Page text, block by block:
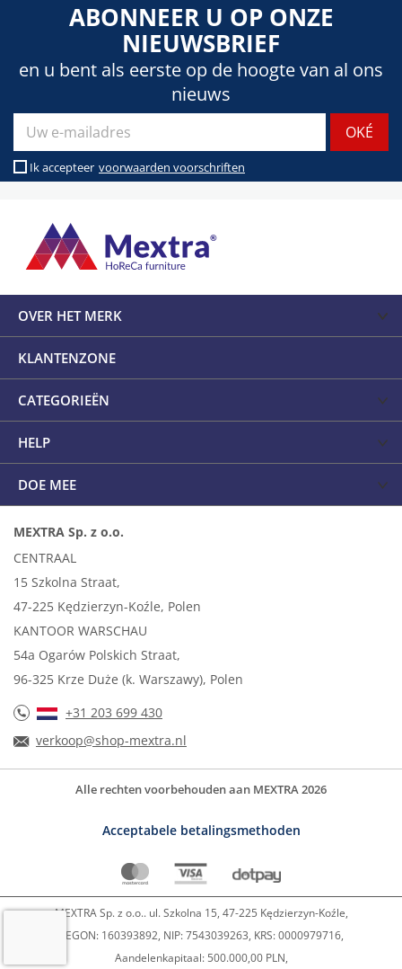
ABONNEER U OP ONZE
NIEUWSBRIEF
en u bent als eerste op de hoogte van al ons
nieuws
Ik accepteer voorwaarden voorschriften
OVER HET MERK
KLANTENZONE
CATEGORIEËN
HELP
DOE MEE
MEXTRA Sp. z o.o.
CENTRAAL
15 Szkolna Straat,
47-225 Kędzierzyn-Koźle, Polen
KANTOOR WARSCHAU
54a Ogarów Polskich Straat,
96-325 Krze Duże (k. Warszawy), Polen
+31 203 699 430
verkoop@shop-mextra.nl
Alle rechten voorbehouden aan MEXTRA 2026
Acceptabele betalingsmethoden
MEXTRA Sp. z o.o.. ul. Szkolna 15, 47-225 Kędzierzyn-Koźle,
REGON: 160393892, NIP: 7543039263, KRS: 0000979716,
Aandelenkapitaal: 500.000,00 PLN,